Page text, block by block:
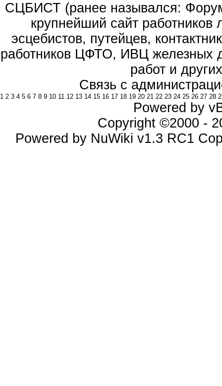
СЦБИСТ (ранее назывался:
крупнейший сайт работников
эсцебистов, путейцев,
работников ЦФТО, ИВЦ железных
работ и
Связь с
1 2 3 4 5 6 7 8 9 10 11 12 13 14 15 16 17 18 19 20 21 22 23 24 25 26 27 28
Powered by
Copyright ©2000 -
Powered by NuWiki v1.3 RC1